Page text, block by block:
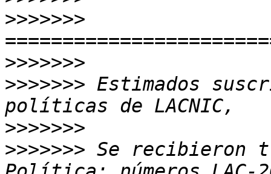
>>>>>>>
>>>>>>>
>>>>>>> Estimados
>>>>>>>
>>>>>>> Se recibieron